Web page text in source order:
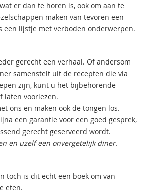
er dan te horen is, ook om aan te
maken van tevoren een
een lijstje met verboden onderwerpen.
gerecht een verhaal. Of andersom
samenstelt uit de recepten die via
zijn, kunt u het bijbehorende
laten voorlezen.
ons en maken ook de tongen los.
een garantie voor een goed gesprek,
gerecht geserveerd wordt.
en uzelf een onvergetelijk diner.
toch is dit echt een boek om van
eten.